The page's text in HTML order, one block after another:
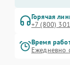
Горячая
+7 (800)
Время
Ежедневно